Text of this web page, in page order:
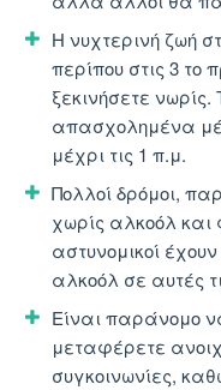
Η νυχτερινή ζωή
περίπου στις 3 το
ξεκινήσετε
απασχολημένα
μέχρι τις 1 π.μ.
Πολλοί δρόμοι,
χωρίς αλκοόλ
αστυνομικοί
αλκοόλ σε αυτές
Είναι παράνομο
μεταφέρετε
συγκοινωνίες,